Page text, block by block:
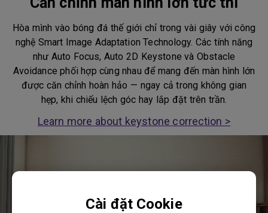
Cài đặt Cookie
Hòa mình vào bóng đá thế giới chỉ trong vài giây với công
nghệ Smart Image Adaptation Technology. Các tính năng
như Auto Focus, Auto 2D Keystone và Obstacle
Avoidance phối hợp cùng nhau để mang đến màn hình lớn
được căn chỉnh hoàn hảo — ngay cả trong không gian
hẹp, khi chiếu lệch góc hay lắp đặt trên trần.
Learn more about keystone correction >